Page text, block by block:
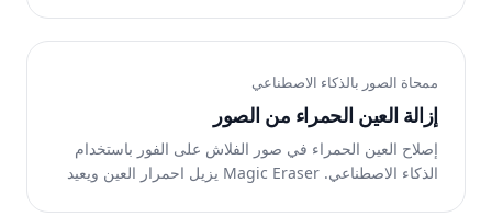
ممحاة الصور بالذكاء الاصطناعي
إزالة العين الحمراء من الصور
إصلاح العين الحمراء في صور الفلاش على الفور باستخدام
الذكاء الاصطناعي. Magic Eraser يزيل احمرار العين ويعيد